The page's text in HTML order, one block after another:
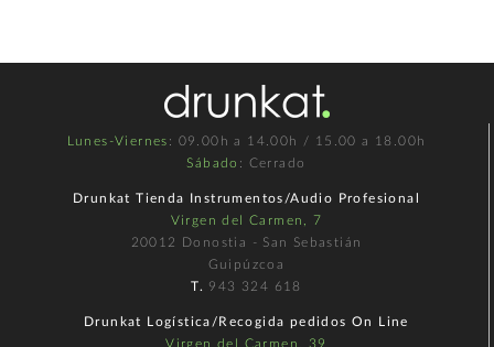
Lunes-Viernes : 09.00h a 14.00h / 15.00 a 18.00h
Sábado : Cerrado
Drunkat Tienda Instrumentos/Audio Profesional
Virgen del Carmen, 7
20012 Donostia - San Sebastián
Guipúzcoa
T. 943 324 618
Drunkat Logística/Recogida pedidos On Line
Virgen del Carmen, 39